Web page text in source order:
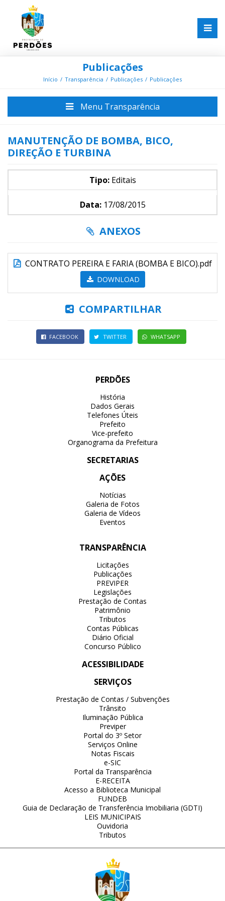
Publicações
Início Transparência Publicações Publicações
Menu Transparência
MANUTENÇÃO DE BOMBA, BICO,
DIREÇÃO E TURBINA
Tipo:Editais
Data:17/08/2015
ANEXOS
CONTRATO PEREIRA E FARIA (BOMBA E BICO).pdf
DOWNLOAD
COMPARTILHAR
FACEBOOK TWITTER WHATSAPP
PERDÕES
História
Dados Gerais
Telefones Úteis
Prefeito
Vice-prefeito
Organograma da Prefeitura
SECRETARIAS
AÇÕES
Notícias
Galeria de Fotos
Galeria de Vídeos
Eventos
TRANSPARÊNCIA
Licitações
Publicações
PREVIPER
Legislações
Prestação de Contas
Patrimônio
Tributos
Contas Públicas
Diário Oficial
Concurso Público
ACESSIBILIDADE
SERVIÇOS
Prestação de Contas / Subvenções
Trânsito
Iluminação Pública
Previper
Portal do 3º Setor
Serviços Online
Notas Fiscais
e-SIC
Portal da Transparência
E-RECEITA
Acesso a Biblioteca Municipal
FUNDEB
Guia de Declaração de Transferência Imobiliaria (GDTI)
LEIS MUNICIPAIS
Ouvidoria
Tributos